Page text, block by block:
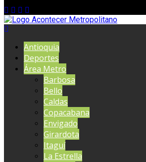
Antioquia
Deportes
Área Metro
Barbosa
Bello
Caldas
Copacabana
Envigado
Girardota
Itaguí
La Estrella